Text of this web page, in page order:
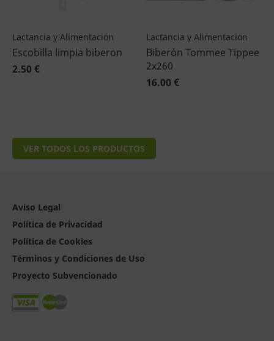
Lactancia y Alimentación
Escobilla limpia biberon
2.50 €
Lactancia y Alimentación
Biberón Tommee Tippee
2x260
16.00 €
VER TODOS LOS PRODUCTOS
Aviso Legal
Política de Privacidad
Política de Cookies
Términos y Condiciones de Uso
Proyecto Subvencionado